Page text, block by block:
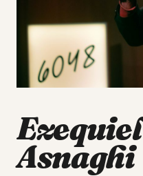
Ezequiel
Asnaghi